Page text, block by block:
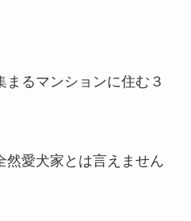
るマンションに住む３
然愛犬家とは言えません